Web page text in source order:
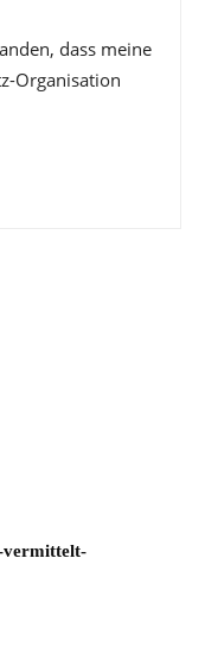
dass meine
Organisation
vermittelt-